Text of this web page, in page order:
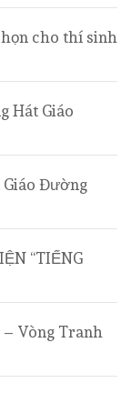
cho thí sinh
Hát Giáo
Đường
“TIẾNG
Vòng Tranh